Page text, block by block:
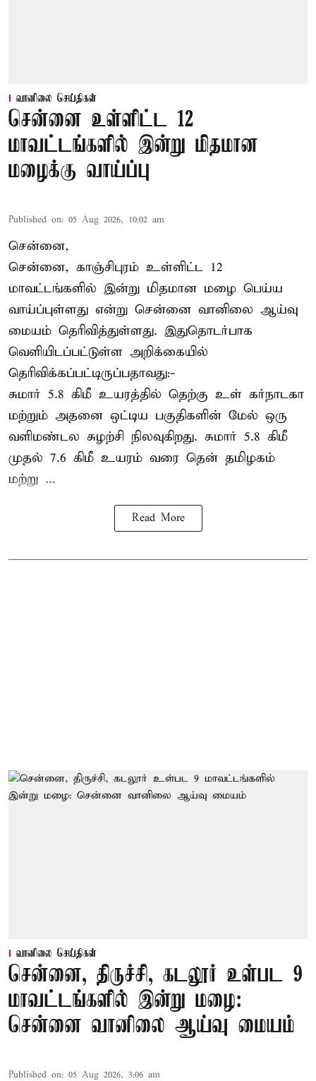
வானிலை செய்திகள்
சென்னை உள்ளிட்ட 12
மாவட்டங்களில் இன்று மிதமான
மழைக்கு வாய்ப்பு
Published on: 05 Aug 2026, 10:02 am
சென்னை,
சென்னை, காஞ்சிபுரம் உள்ளிட்ட 12
மாவட்டங்களில் இன்று மிதமான மழை பெய்ய
வாய்ப்புள்ளது என்று சென்னை வானிலை ஆய்வு
மையம் தெரிவித்துள்ளது. இதுதொடர்பாக
வெளியிடப்பட்டுள்ள அறிக்கையில்
தெரிவிக்கப்பட்டிருப்பதாவது:-
சுமார் 5.8 கிமீ உயரத்தில் தெற்கு உள் கர்நாடகா
மற்றும் அதனை ஒட்டிய பகுதிகளின் மேல் ஒரு
வளிமண்டல சுழற்சி நிலவுகிறது. சுமார் 5.8 கிமீ
முதல் 7.6 கிமீ உயரம் வரை தென் தமிழகம்
மற்று ...
Read More
வானிலை செய்திகள்
சென்னை, திருச்சி, கடலூர் உள்பட 9
மாவட்டங்களில் இன்று மழை:
சென்னை வானிலை ஆய்வு மையம்
Published on: 05 Aug 2026, 3:06 am